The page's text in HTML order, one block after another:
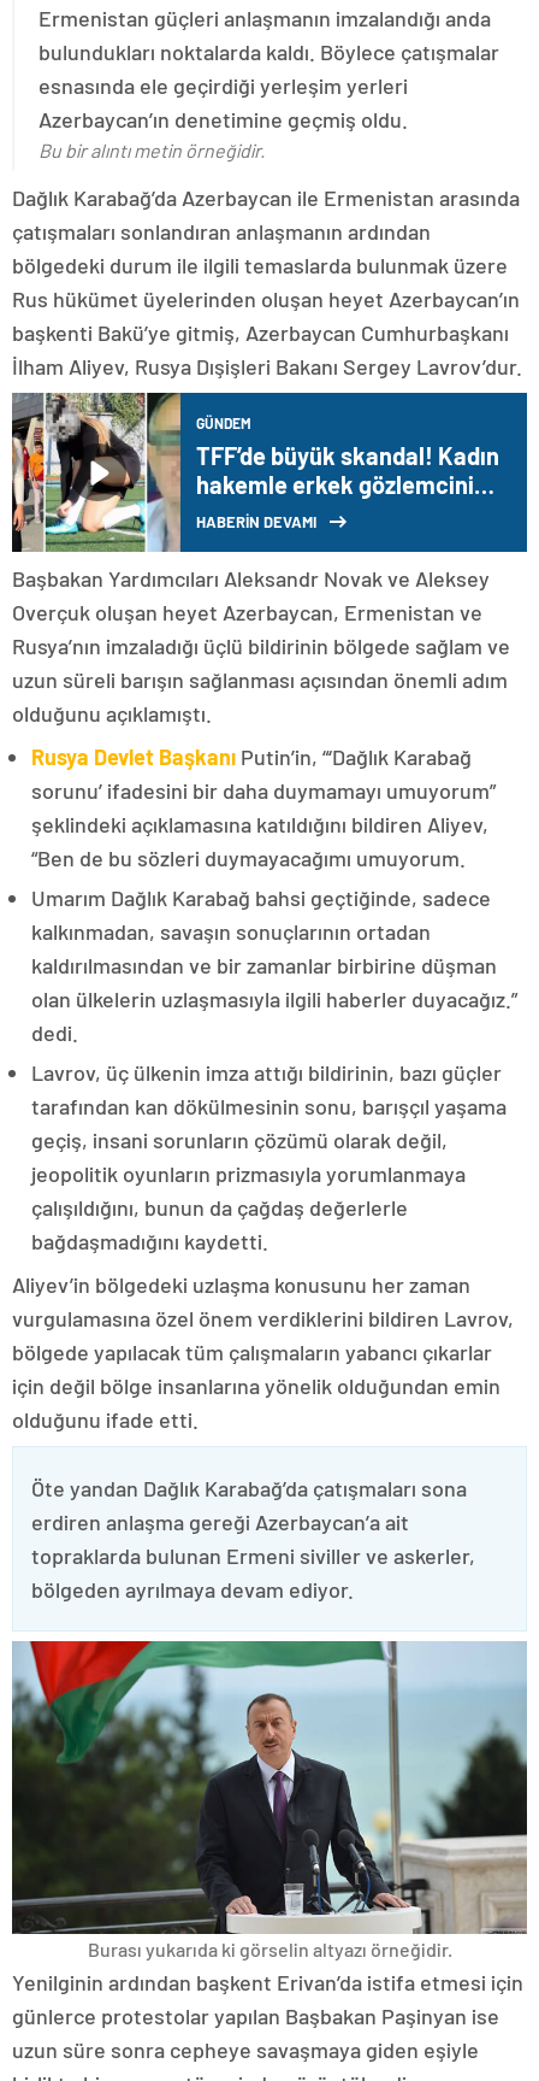
Ermenistan güçleri anlaşmanın imzalandığı anda
bulundukları noktalarda kaldı. Böylece çatışmalar
esnasında ele geçirdiği yerleşim yerleri
Azerbaycan’ın denetimine geçmiş oldu.
Bu bir alıntı metin örneğidir.
Dağlık Karabağ’da Azerbaycan ile Ermenistan arasında
çatışmaları sonlandıran anlaşmanın ardından
bölgedeki durum ile ilgili temaslarda bulunmak üzere
Rus hükümet üyelerinden oluşan heyet Azerbaycan’ın
başkenti Bakü’ye gitmiş, Azerbaycan Cumhurbaşkanı
İlham Aliyev, Rusya Dışişleri Bakanı Sergey Lavrov’dur.
GÜNDEM
TFF’de büyük skandal! Kadın
hakemle erkek gözlemcinin
cinsel içerikli videosu ortaya
HABERİN DEVAMI
Başbakan Yardımcıları Aleksandr Novak ve Aleksey
Overçuk oluşan heyet Azerbaycan, Ermenistan ve
Rusya’nın imzaladığı üçlü bildirinin bölgede sağlam ve
uzun süreli barışın sağlanması açısından önemli adım
olduğunu açıklamıştı.
Rusya Devlet Başkanı Putin’in, “‘Dağlık Karabağ
sorunu’ ifadesini bir daha duymamayı umuyorum”
şeklindeki açıklamasına katıldığını bildiren Aliyev,
“Ben de bu sözleri duymayacağımı umuyorum.
Umarım Dağlık Karabağ bahsi geçtiğinde, sadece
kalkınmadan, savaşın sonuçlarının ortadan
kaldırılmasından ve bir zamanlar birbirine düşman
olan ülkelerin uzlaşmasıyla ilgili haberler duyacağız.”
dedi.
Lavrov, üç ülkenin imza attığı bildirinin, bazı güçler
tarafından kan dökülmesinin sonu, barışçıl yaşama
geçiş, insani sorunların çözümü olarak değil,
jeopolitik oyunların prizmasıyla yorumlanmaya
çalışıldığını, bunun da çağdaş değerlerle
bağdaşmadığını kaydetti.
Aliyev’in bölgedeki uzlaşma konusunu her zaman
vurgulamasına özel önem verdiklerini bildiren Lavrov,
bölgede yapılacak tüm çalışmaların yabancı çıkarlar
için değil bölge insanlarına yönelik olduğundan emin
olduğunu ifade etti.
Öte yandan Dağlık Karabağ’da çatışmaları sona
erdiren anlaşma gereği Azerbaycan’a ait
topraklarda bulunan Ermeni siviller ve askerler,
bölgeden ayrılmaya devam ediyor.
Burası yukarıda ki görselin altyazı örneğidir.
Yenilginin ardından başkent Erivan’da istifa etmesi için
günlerce protestolar yapılan Başbakan Paşinyan ise
uzun süre sonra cepheye savaşmaya giden eşiyle